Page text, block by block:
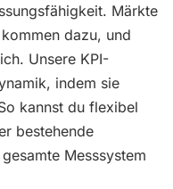
Märkte
dazu, und
Unsere KPI-
indem sie
kannst du flexibel
bestehende
Messsystem